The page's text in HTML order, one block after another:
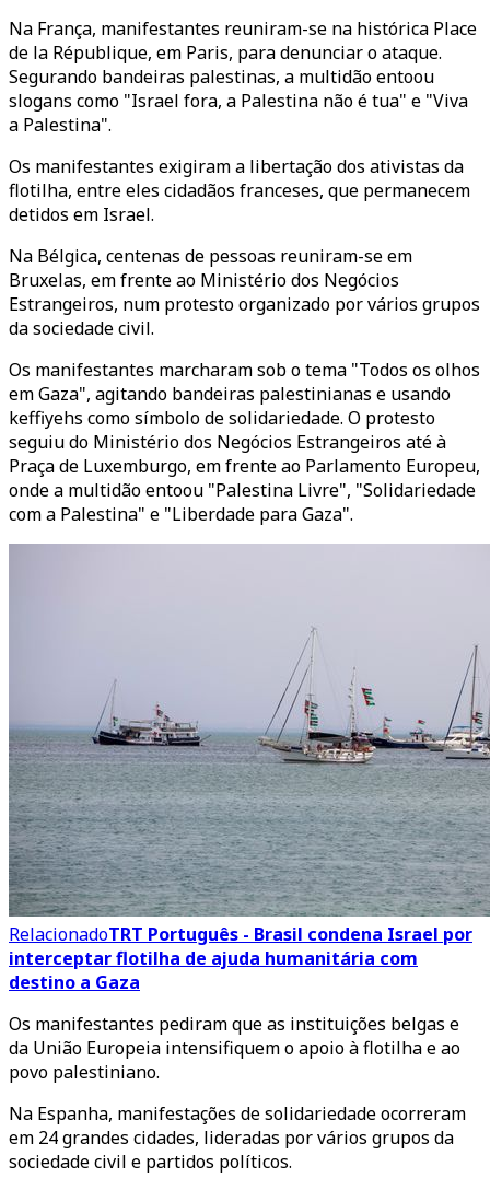
Na França, manifestantes reuniram-se na histórica Place
de la République, em Paris, para denunciar o ataque.
Segurando bandeiras palestinas, a multidão entoou
slogans como "Israel fora, a Palestina não é tua" e "Viva
a Palestina".
Os manifestantes exigiram a libertação dos ativistas da
flotilha, entre eles cidadãos franceses, que permanecem
detidos em Israel.
Na Bélgica, centenas de pessoas reuniram-se em
Bruxelas, em frente ao Ministério dos Negócios
Estrangeiros, num protesto organizado por vários grupos
da sociedade civil.
Os manifestantes marcharam sob o tema "Todos os olhos
em Gaza", agitando bandeiras palestinianas e usando
keffiyehs como símbolo de solidariedade. O protesto
seguiu do Ministério dos Negócios Estrangeiros até à
Praça de Luxemburgo, em frente ao Parlamento Europeu,
onde a multidão entoou "Palestina Livre", "Solidariedade
com a Palestina" e "Liberdade para Gaza".
RelacionadoTRT Português - Brasil condena Israel por
interceptar flotilha de ajuda humanitária com
destino a Gaza
Os manifestantes pediram que as instituições belgas e
da União Europeia intensifiquem o apoio à flotilha e ao
povo palestiniano.
Na Espanha, manifestações de solidariedade ocorreram
em 24 grandes cidades, lideradas por vários grupos da
sociedade civil e partidos políticos.